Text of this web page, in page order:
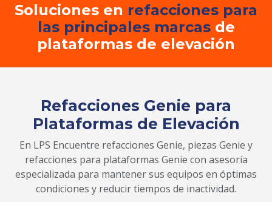
Soluciones en refacciones para
las principales marcasde
plataformas de elevación
Refacciones Genie para
Plataformas de Elevación
En LPS Encuentre refacciones Genie, piezas Genie y
refacciones para plataformas Genie con asesoría
especializada para mantener sus equipos en óptimas
condiciones y reducir tiempos de inactividad.